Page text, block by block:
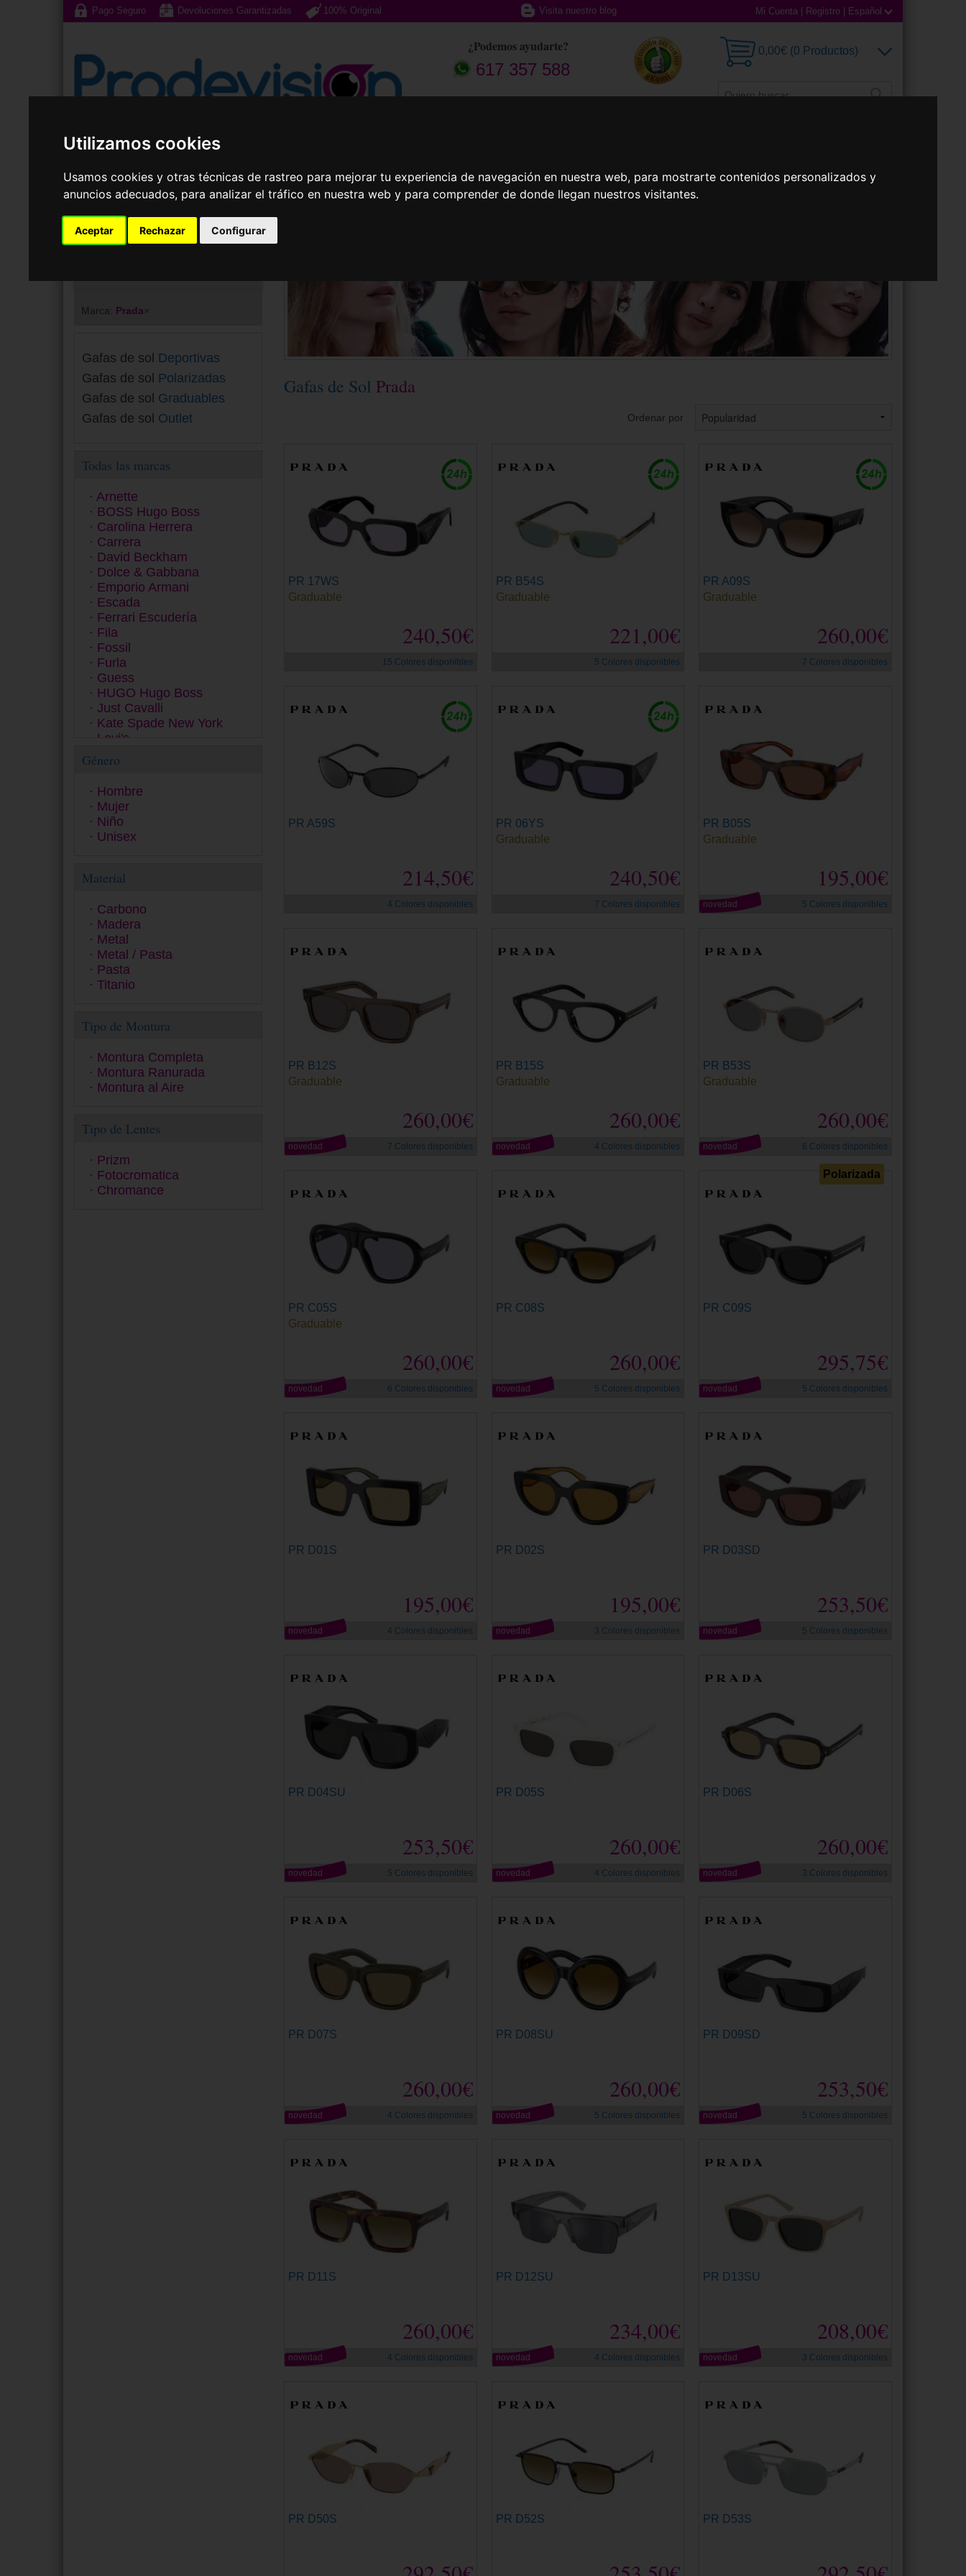
Utilizamos cookies
Usamos cookies y otras técnicas de rastreo para mejorar tu experiencia de navegación en nuestra web, para mostrarte contenidos personalizados y
anuncios adecuados, para analizar el tráfico en nuestra web y para comprender de donde llegan nuestros visitantes.
Aceptar Rechazar Configurar
Pago Seguro Devoluciones Garantizadas 100% Original Visita nuestro blog Mi Cuenta Registro Español
¿Podemos ayudarte?
617 357 588
0,00€ (0 Productos)
Gafas de Sol
Marca: Prada×
Gafas de sol Deportivas
Gafas de sol Polarizadas
Gafas de sol Graduables
Gafas de sol Outlet
Todas las marcas
Arnette
BOSS Hugo Boss
Carolina Herrera
Carrera
David Beckham
Dolce & Gabbana
Emporio Armani
Escada
Ferrari Escudería
Fila
Fossil
Furla
Guess
HUGO Hugo Boss
Just Cavalli
Kate Spade New York
Levi's
Marc Jacobs
Michael Kors
Missoni
Moschino
Oakley
Persol
Polaroid Ancillaries
Polaroid Sunglasses
Police
Polo Ralph Lauren
Prada
Prada Linea Rossa
Ralph
Seventh Street
Swarovski
Tom Ford
Tommy Hilfiger
Versace
Yalea
Zadig&Voltaire
Género
Hombre
Mujer
Niño
Unisex
Material
Carbono
Madera
Metal
Metal / Pasta
Pasta
Titanio
Tipo de Montura
Montura Completa
Montura Ranurada
Montura al Aire
Tipo de Lentes
Prizm
Fotocromatica
Chromance
Gafas de Sol Prada
Ordenar por
PR 17WS
240,50€
Graduable
15 Colores disponibles
PR B54S
221,00€
Graduable
5 Colores disponibles
PR A09S
260,00€
Graduable
7 Colores disponibles
PR A59S
214,50€
4 Colores disponibles
PR 06YS
240,50€
Graduable
7 Colores disponibles
PR B05S
195,00€
Graduable
novedad 5 Colores disponibles
PR B12S
260,00€
Graduable
novedad 7 Colores disponibles
PR B15S
260,00€
Graduable
novedad 4 Colores disponibles
PR B53S
260,00€
Graduable
novedad 6 Colores disponibles
PR C05S
260,00€
Graduable
novedad 6 Colores disponibles
PR C08S
260,00€
novedad 5 Colores disponibles
Polarizada
PR C09S
295,75€
novedad 5 Colores disponibles
PR D01S
195,00€
novedad 4 Colores disponibles
PR D02S
195,00€
novedad 3 Colores disponibles
PR D03SD
253,50€
novedad 5 Colores disponibles
PR D04SU
253,50€
novedad 5 Colores disponibles
PR D05S
260,00€
novedad 4 Colores disponibles
PR D06S
260,00€
novedad 3 Colores disponibles
PR D07S
260,00€
novedad 4 Colores disponibles
PR D08SU
260,00€
novedad 5 Colores disponibles
PR D09SD
253,50€
novedad 5 Colores disponibles
PR D11S
260,00€
novedad 4 Colores disponibles
PR D12SU
234,00€
novedad 4 Colores disponibles
PR D13SU
208,00€
novedad 3 Colores disponibles
PR D50S PR D52S PR D53S